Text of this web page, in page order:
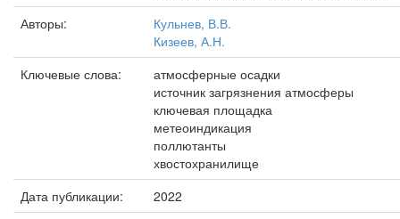
Авторы:
Кульнев, В.В.
Кизеев, А.Н.
Ключевые слова:
атмосферные осадки
источник загрязнения атмосферы
ключевая площадка
метеоиндикация
поллютанты
хвостохранилище
Дата публикации:
2022